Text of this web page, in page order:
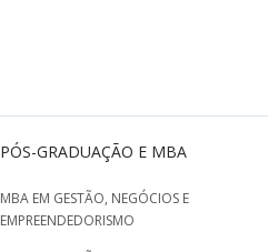
PÓS-GRADUAÇÃO E MBA
MBA EM GESTÃO, NEGÓCIOS E
EMPREENDEDORISMO